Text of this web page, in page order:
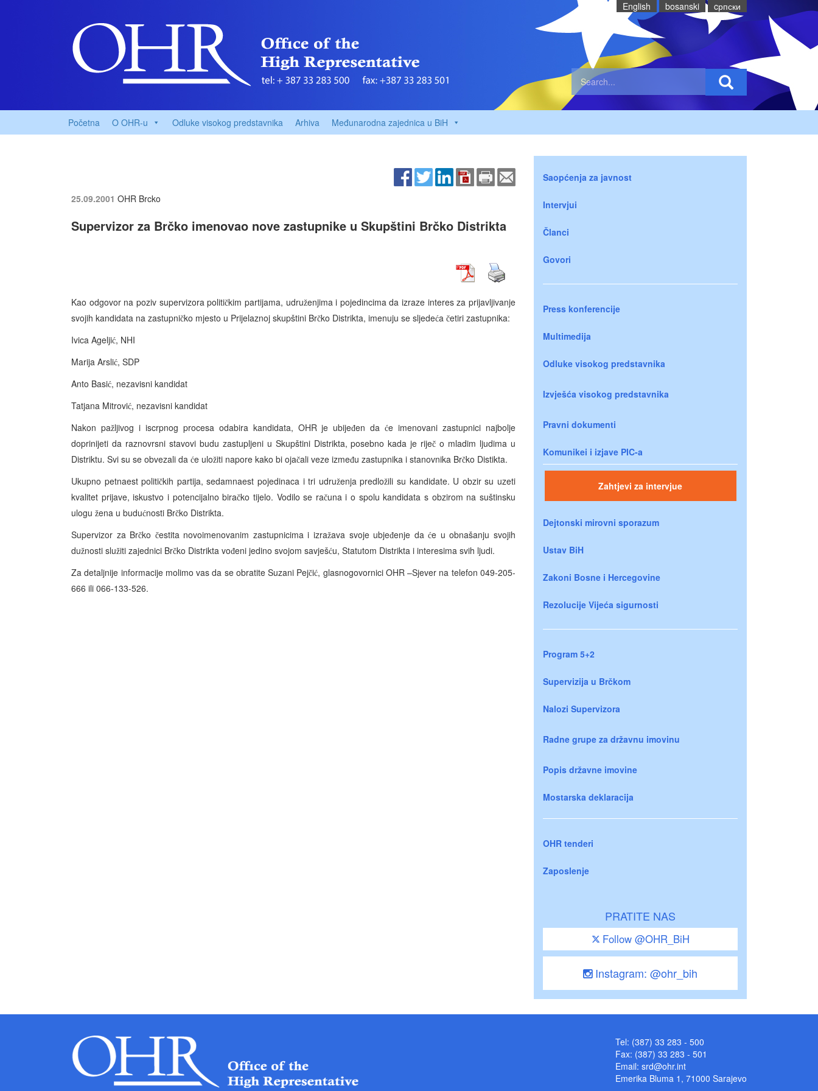
English bosanski cрпски
Početna O OHR-u Odluke visokog predstavnika Arhiva Međunarodna zajednica u BiH
25.09.2001 OHR Brcko
Supervizor za Brčko imenovao nove zastupnike u Skupštini Brčko Distrikta
Kao odgovor na poziv supervizora političkim partijama, udruženjima i pojedincima da izraze interes za prijavljivanje
svojih kandidata na zastupničko mjesto u Prijelaznoj skupštini Brčko Distrikta, imenuju se sljedeća četiri zastupnika:
Ivica Ageljić, NHI
Marija Arslić, SDP
Anto Basić, nezavisni kandidat
Tatjana Mitrović, nezavisni kandidat
Nakon pažljivog i iscrpnog procesa odabira kandidata, OHR je ubijeđen daće imenovani zastupnici najbolje
doprinijeti da raznovrsni stavovi budu zastupljeni u Skupštini Distrikta, posebno kada je riječ o mladim ljudima u
Distriktu. Svi su se obvezali da će uložiti napore kako bi ojačali veze između zastupnika i stanovnika Brčko Distikta.
Ukupno petnaest političkih partija, sedamnaest pojedinaca i tri udruženja predložili su kandidate. U obzir su uzeti
kvalitet prijave, iskustvo i potencijalno biračko tijelo. Vodilo se računa i o spolu kandidata s obzirom na suštinsku
ulogu žena u budućnosti Brčko Distrikta.
Supervizor za Brčko čestita novoimenovanim zastupnicima i izražava svoje ubjeđenje daće u obnašanju svojih
dužnosti služiti zajednici Brčko Distrikta vođeni jedino svojom savješću, Statutom Distrikta i interesima svih ljudi.
Za detaljnije informacije molimo vas da se obratite Suzani Pejčić, glasnogovornici OHR –Sjever na telefon 049-205-
666 ili 066-133-526.
Saopćenja za javnost
Intervjui
Članci
Govori
Press konferencije
Multimedija
Odluke visokog predstavnika
Izvješća visokog predstavnika
Pravni dokumenti
Komunikei i izjave PIC-a
Zahtjevi za intervjue
Dejtonski mirovni sporazum
Ustav BiH
Zakoni Bosne i Hercegovine
Rezolucije Vijeća sigurnosti
Program 5+2
Supervizija u Brčkom
Nalozi Supervizora
Radne grupe za državnu imovinu
Popis državne imovine
Mostarska deklaracija
OHR tenderi
Zaposlenje
PRATITE NAS
Follow @OHR_BiH
Instagram: @ohr_bih
Tel: (387) 33 283 - 500
Fax: (387) 33 283 - 501
Email: srd@ohr.int
Emerika Bluma 1, 71000 Sarajevo